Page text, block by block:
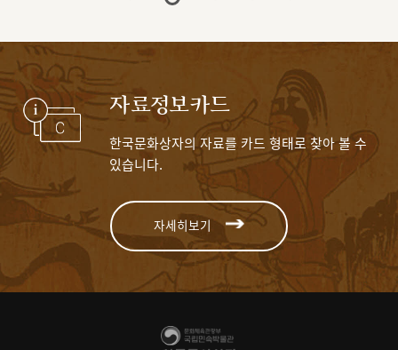
자료정보카드
한국문화상자의 자료를 카드 형태로 찾아 볼 수
있습니다.
자세히보기